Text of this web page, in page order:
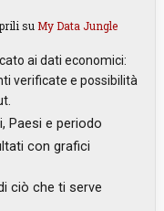
su My Data Jungle
ai dati economici:
verificate e possibilità
Paesi e periodo
con grafici
ciò che ti serve